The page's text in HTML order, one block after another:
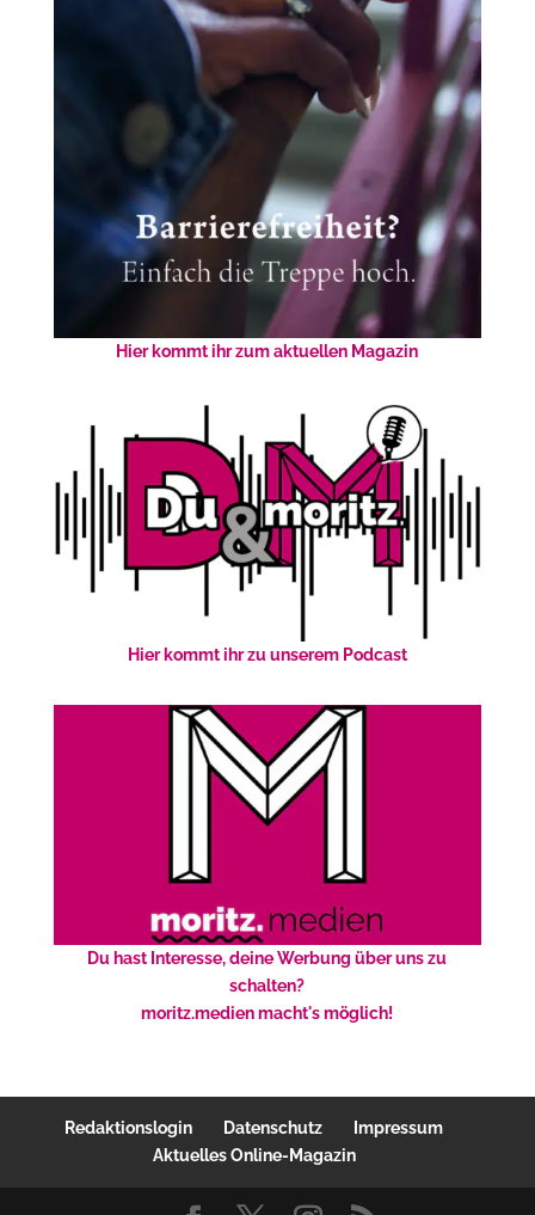
Hier kommt ihr zum aktuellen Magazin
Hier kommt ihr zu unserem Podcast
Du hast Interesse, deine Werbung über uns zu
schalten?
moritz.medien macht's möglich!
Redaktionslogin Datenschutz
Impressum
Aktuelles Online-Magazin